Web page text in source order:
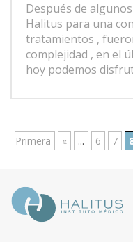
Después de
Halitus para una
tratamientos ,
complejidad , en el
hoy podemos
Primera
« ... 6 7